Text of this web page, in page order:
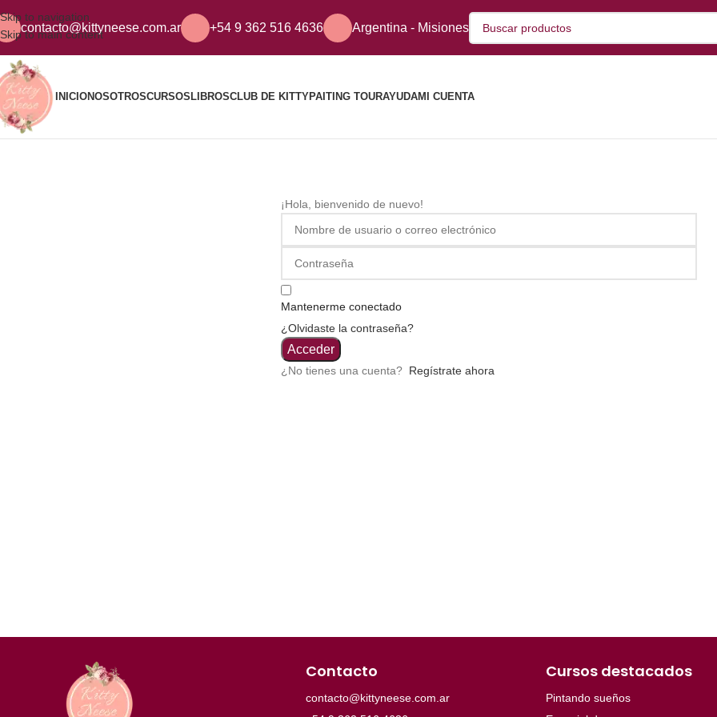
Skip to navigation
Skip to main content
contacto@kittyneese.com.ar +54 9 362 516 4636 Argentina - Misiones
INICIONOSOTROSCURSOS LIBROSCLUB DE KITTYPAITING TOURAYUDAMI CUENTA
¡Hola, bienvenido de nuevo!
Mantenerme conectado
¿Olvidaste la contraseña?
Acceder
¿No tienes una cuenta? Regístrate ahora
Contacto
contacto@kittyneese.com.ar
Cursos destacados
Pintando sueños